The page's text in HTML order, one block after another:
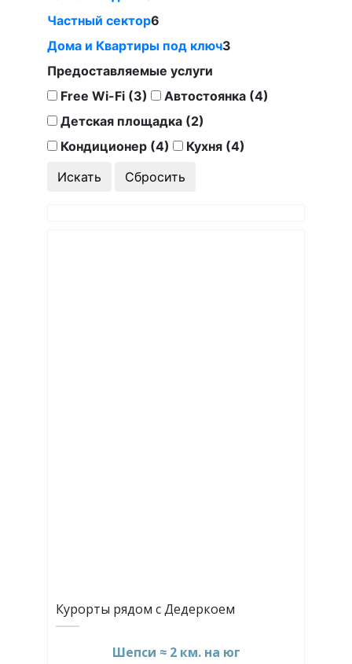
Частный сектор6
Дома и Квартиры под ключ3
Предоставляемые услуги
Free Wi-Fi (3)
Автостоянка (4)
Детская площадка (2)
Кондиционер (4)
Кухня (4)
Курорты рядом с Дедеркоем
Шепси ≈ 2 км. на юг